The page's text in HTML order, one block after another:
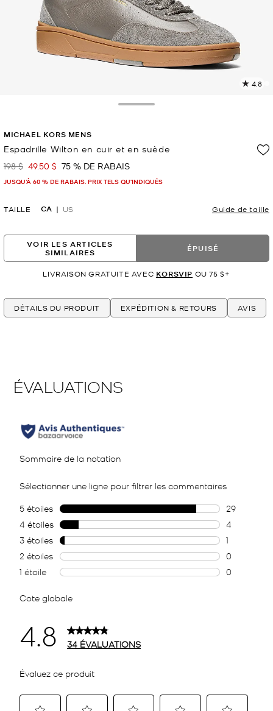
4.8
MICHAEL KORS MENS
Espadrille Wilton en cuir et en suède
était
198 $ maintenant
49.50 $ 75 % DE RABAIS
JUSQU’À 60 % DE RABAIS. PRIX TELS QU'INDIQUÉS
TAILLE CA US Guide de taille
VOIR LES ARTICLES
SIMILAIRES
ÉPUISÉ
LIVRAISON GRATUITE AVEC KORSVIP OU 75 $+
DÉTAILS DU PRODUIT EXPÉDITION & RETOURS AVIS